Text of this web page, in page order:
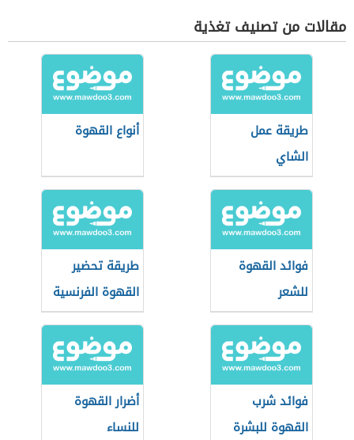
مقالات من تصنيف تغذية
طريقة عمل
الشاي
أنواع القهوة
فوائد القهوة
للشعر
طريقة تحضير
القهوة الفرنسية
فوائد شرب
القهوة للبشرة
أضرار القهوة
للنساء